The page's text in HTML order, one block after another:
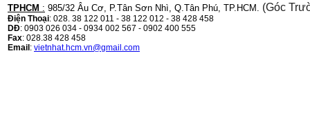
HỘP MỰC CANON CRG-070 CHO DÒNG
MÁY LBP 243/MF 461DW MÃ HỘP MỰC:–
Hộp mực Canon CRG-070– Loại mực: Mực
in laser trắng đenSỬ DỤNG CHO MÁY IN:–
Canon i-SENSYS…
TPHCM : 985/32 Âu Cơ, P.Tân Sơn Nhì, Q.Tân Phú, TP.HCM. (Góc
Điện Thoại: 028. 38 122 011 - 38 122 012 - 38 428 458
DĐ: 0903 026 034 - 0934 002 567 - 0902 400 555
Fax: 028.38 428 458
Email: vietnhat.hcm.vn@gmail.com